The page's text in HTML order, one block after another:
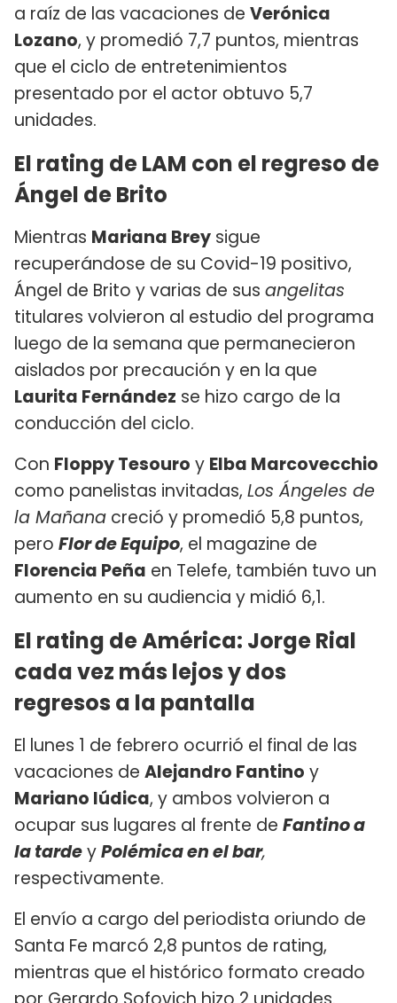
a raíz de las vacaciones de Verónica
Lozano, y promedió 7,7 puntos, mientras
que el ciclo de entretenimientos
presentado por el actor obtuvo 5,7
unidades.
El rating de LAM con el regreso de
Ángel de Brito
Mientras Mariana Brey sigue
recuperándose de su Covid-19 positivo,
Ángel de Brito y varias de sus angelitas
titulares volvieron al estudio del programa
luego de la semana que permanecieron
aislados por precaución y en la que
Laurita Fernández se hizo cargo de la
conducción del ciclo.
Con Floppy Tesouro y Elba Marcovecchio
como panelistas invitadas, Los Ángeles de
la Mañana creció y promedió 5,8 puntos,
pero Flor de Equipo, el magazine de
Florencia Peña en Telefe, también tuvo un
aumento en su audiencia y midió 6,1.
El rating de América: Jorge Rial
cada vez más lejos y dos
regresos a la pantalla
El lunes 1 de febrero ocurrió el final de las
vacaciones de Alejandro Fantino y
Mariano Iúdica, y ambos volvieron a
ocupar sus lugares al frente de Fantino a
la tardeyPolémica en el bar,
respectivamente.
El envío a cargo del periodista oriundo de
Santa Fe marcó 2,8 puntos de rating,
mientras que el histórico formato creado